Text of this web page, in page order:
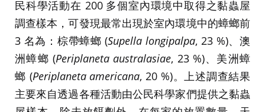
民科學活動在 200 多個室內環境中取得之黏蟲屋
調查樣本，可發現最常出現於室內環境中的蟑螂前
3 名為：棕帶蟑螂 (Supella longipalpa, 23 %)、澳
洲蟑螂 (Periplaneta australasiae, 23 %)、美洲蟑
螂 (Periplaneta americana, 20 %)。上述調查結果
主要來自透過各種活動由公民科學家們提供之黏蟲